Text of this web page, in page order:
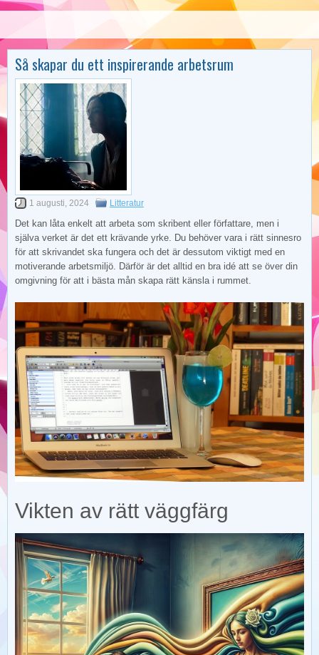
Så skapar du ett inspirerande arbetsrum
1 augusti, 2024 Litteratur
Det kan låta enkelt att arbeta som skribent eller författare, men i
själva verket är det ett krävande yrke. Du behöver vara i rätt sinnesro
för att skrivandet ska fungera och det är dessutom viktigt med en
motiverande arbetsmiljö. Därför är det alltid en bra idé att se över din
omgivning för att i bästa mån skapa rätt känsla i rummet.
Vikten av rätt väggfärg